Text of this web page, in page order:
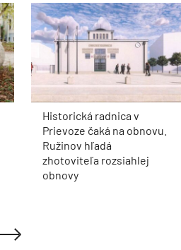
Historická radnica v
Prievoze čaká na obnovu.
Ružinov hľadá
zhotoviteľa rozsiahlej
obnovy